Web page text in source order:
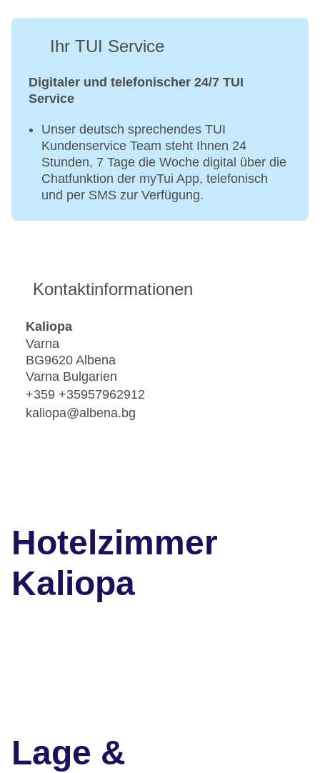
Ihr TUI Service
Digitaler und telefonischer 24/7 TUI
Service
Unser deutsch sprechendes TUI
Kundenservice Team steht Ihnen 24
Stunden, 7 Tage die Woche digital über die
Chatfunktion der myTui App, telefonisch
und per SMS zur Verfügung.
Kontaktinformationen
Kaliopa
Varna
BG9620 Albena
Varna Bulgarien
+359 +35957962912
kaliopa@albena.bg
Hotelzimmer
Kaliopa
Lage &